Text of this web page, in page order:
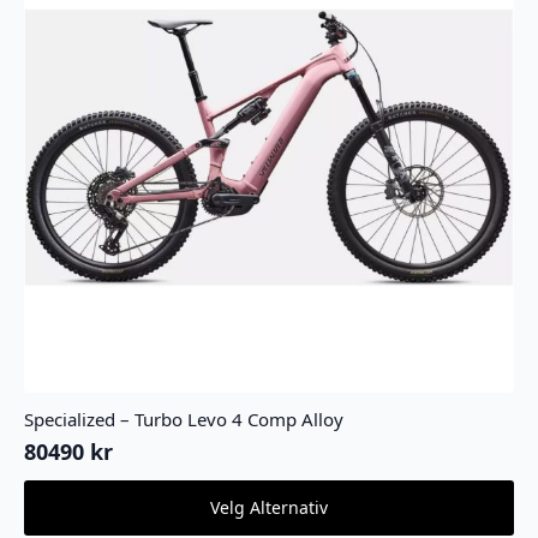
Specialized – Turbo Levo 4 Comp Alloy
80490 kr
Velg Alternativ
Dette